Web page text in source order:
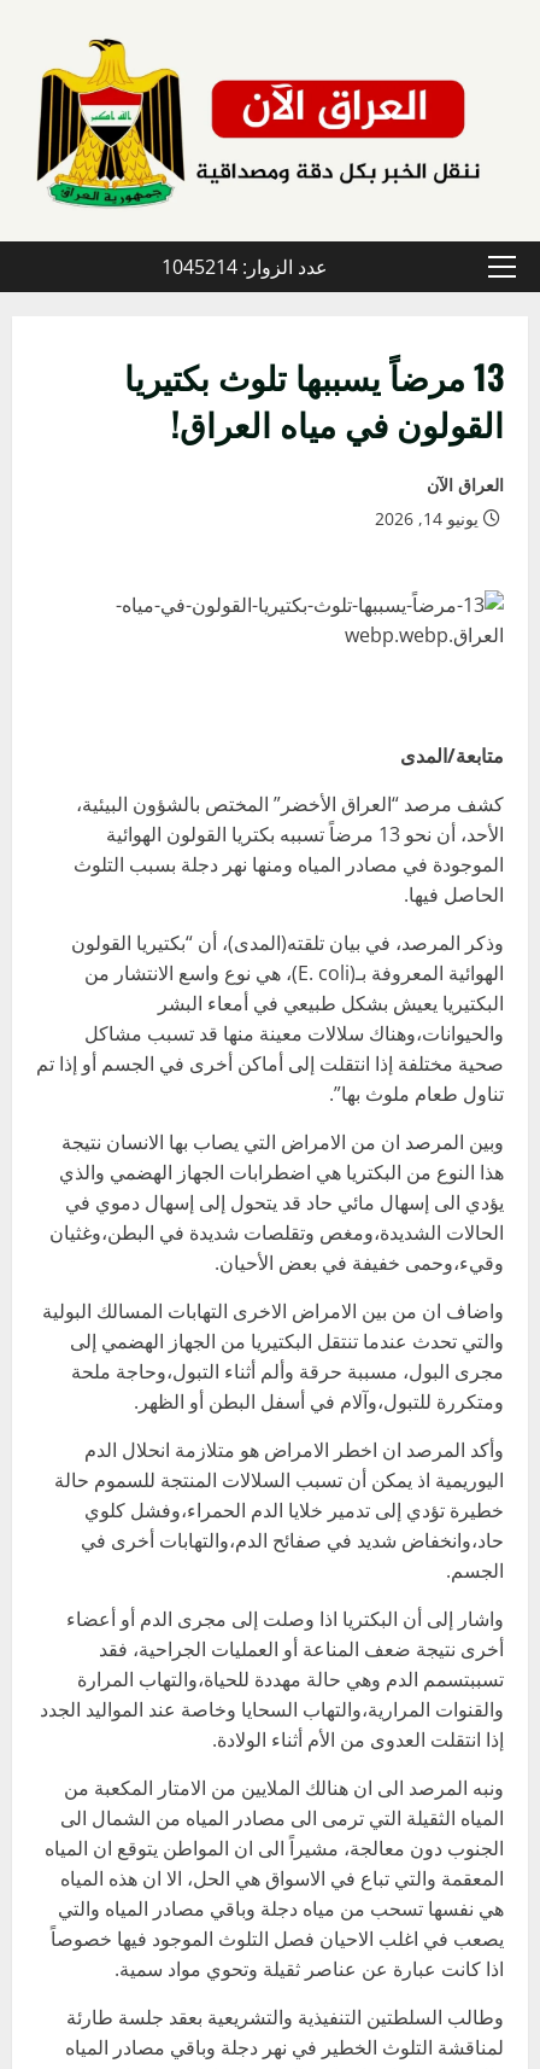
القائمة
عدد الزوار: 1045214
13 مرضاً يسببها تلوث بكتيريا
القولون في مياه العراق!
العراق الآن
يونيو 14, 2026
متابعة/المدى
كشف مرصد “العراق الأخضر” المختص بالشؤون البيئية،
الأحد، أن نحو 13 مرضاً تسببه بكتريا القولون الهوائية
الموجودة في مصادر المياه ومنها نهر دجلة بسبب التلوث
الحاصل فيها.
وذكر المرصد، في بيان تلقته(المدى)، أن “بكتيريا القولون
الهوائية المعروفة بـ(E. coli)، هي نوع واسع الانتشار من
البكتيريا يعيش بشكل طبيعي في أمعاء البشر
والحيوانات،وهناك سلالات معينة منها قد تسبب مشاكل
صحية مختلفة إذا انتقلت إلى أماكن أخرى في الجسم أو إذا تم
تناول طعام ملوث بها”.
وبين المرصد ان من الامراض التي يصاب بها الانسان نتيجة
هذا النوع من البكتريا هي اضطرابات الجهاز الهضمي والذي
يؤدي الى إسهال مائي حاد قد يتحول إلى إسهال دموي في
الحالات الشديدة،ومغص وتقلصات شديدة في البطن،وغثيان
وقيء،وحمى خفيفة في بعض الأحيان.
واضاف ان من بين الامراض الاخرى التهابات المسالك البولية
والتي تحدث عندما تنتقل البكتيريا من الجهاز الهضمي إلى
مجرى البول، مسببة حرقة وألم أثناء التبول،وحاجة ملحة
ومتكررة للتبول،وآلام في أسفل البطن أو الظهر.
وأكد المرصد ان اخطر الامراض هو متلازمة انحلال الدم
اليوريمية اذ يمكن أن تسبب السلالات المنتجة للسموم حالة
خطيرة تؤدي إلى تدمير خلايا الدم الحمراء،وفشل كلوي
حاد،وانخفاض شديد في صفائح الدم،والتهابات أخرى في
الجسم.
واشار إلى أن البكتريا اذا وصلت إلى مجرى الدم أو أعضاء
أخرى نتيجة ضعف المناعة أو العمليات الجراحية، فقد
تسببتسمم الدم وهي حالة مهددة للحياة،والتهاب المرارة
والقنوات المرارية،والتهاب السحايا وخاصة عند المواليد الجدد
إذا انتقلت العدوى من الأم أثناء الولادة.
ونبه المرصد الى ان هنالك الملايين من الامتار المكعبة من
المياه الثقيلة التي ترمى الى مصادر المياه من الشمال الى
الجنوب دون معالجة، مشيراً الى ان المواطن يتوقع ان المياه
المعقمة والتي تباع في الاسواق هي الحل، الا ان هذه المياه
هي نفسها تسحب من مياه دجلة وباقي مصادر المياه والتي
يصعب في اغلب الاحيان فصل التلوث الموجود فيها خصوصاً
اذا كانت عبارة عن عناصر ثقيلة وتحوي مواد سمية.
وطالب السلطتين التنفيذية والتشريعية بعقد جلسة طارئة
لمناقشة التلوث الخطير في نهر دجلة وباقي مصادر المياه